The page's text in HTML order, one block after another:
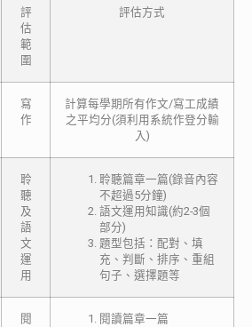
評
估
範
圍
評估方式
寫
作
計算每學期所有作文/寫工成績
之平均分(須利用系統作登分輸
入)
聆
聽
及
語
文
運
用
聆聽篇章一篇(錄音內容
不超過5分鐘)
語文運用知識(約2-3個
部分)
題型包括：配對、填
充、判斷、排序、重組
句子、選擇題等
閱
閱讀篇章一篇